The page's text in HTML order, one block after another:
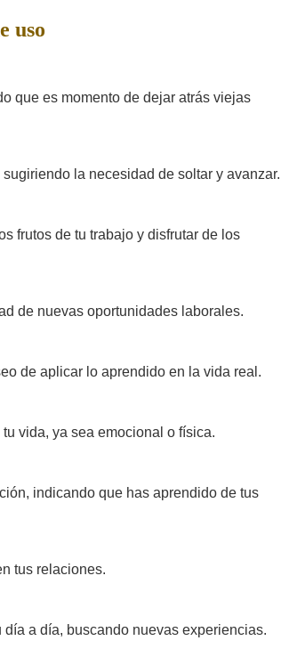
uso
que es momento de dejar atrás viejas
la necesidad de soltar y avanzar.
frutos de tu trabajo y disfrutar de los
de nuevas oportunidades laborales.
de aplicar lo aprendido en la vida real.
vida, ya sea emocional o física.
indicando que has aprendido de tus
tus relaciones.
a día, buscando nuevas experiencias.